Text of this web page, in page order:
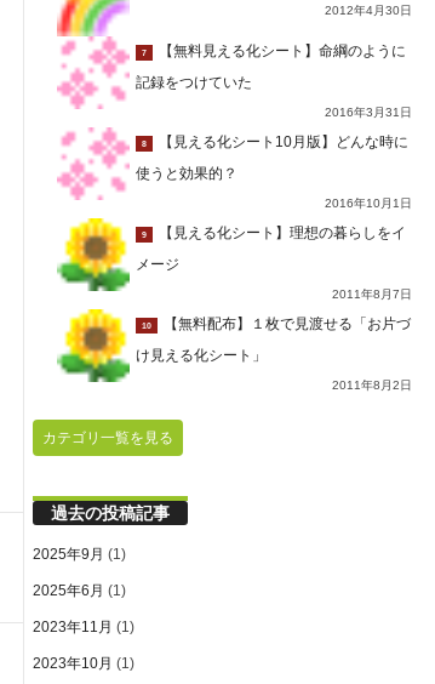
2012年4月30日
7
【無料見える化シート】命綱のように
記録をつけていた
2016年3月31日
8
【見える化シート10月版】どんな時に
使うと効果的？
2016年10月1日
9
【見える化シート】理想の暮らしをイ
メージ
2011年8月7日
10
【無料配布】１枚で見渡せる「お片づ
け見える化シート」
2011年8月2日
カテゴリ一覧を見る
過去の投稿記事
2025年9月 (1)
2025年6月 (1)
2023年11月 (1)
2023年10月 (1)